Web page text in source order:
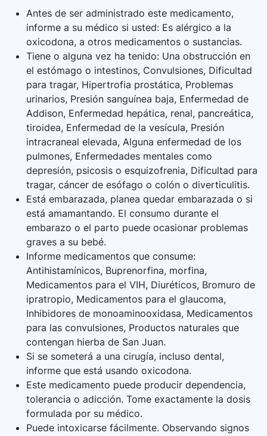
Antes de ser administrado este medicamento,
informe a su médico si usted: Es alérgico a la
oxicodona, a otros medicamentos o sustancias.
Tiene o alguna vez ha tenido: Una obstrucción en
el estómago o intestinos, Convulsiones, Dificultad
para tragar, Hipertrofia prostática, Problemas
urinarios, Presión sanguínea baja, Enfermedad de
Addison, Enfermedad hepática, renal, pancreática,
tiroidea, Enfermedad de la vesícula, Presión
intracraneal elevada, Alguna enfermedad de los
pulmones, Enfermedades mentales como
depresión, psicosis o esquizofrenia, Dificultad para
tragar, cáncer de esófago o colón o diverticulitis.
Está embarazada, planea quedar embarazada o si
está amamantando. El consumo durante el
embarazo o el parto puede ocasionar problemas
graves a su bebé.
Informe medicamentos que consume:
Antihistamínicos, Buprenorfina, morfina,
Medicamentos para el VIH, Diuréticos, Bromuro de
ipratropio, Medicamentos para el glaucoma,
Inhibidores de monoaminooxidasa, Medicamentos
para las convulsiones, Productos naturales que
contengan hierba de San Juan.
Si se someterá a una cirugía, incluso dental,
informe que está usando oxicodona.
Este medicamento puede producir dependencia,
tolerancia o adicción. Tome exactamente la dosis
formulada por su médico.
Puede intoxicarse fácilmente. Observando signos